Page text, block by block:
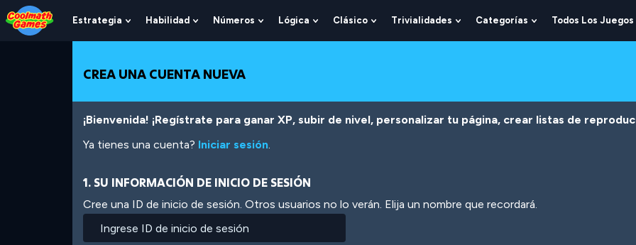
Skip
to
Top
Skip
to
Navigation
Skip
to
Main
Skip
to
Footer
Pasar
al
contenido
Estrategia
Show
Submenu
Estrategia
Habilidad
Show
Submenu
Habilidad
Números
Show
Submenu
Lógica
Show
Submenu
Clásico
Show
Submenu
Trivialidades
Show
Submenu
Categorías
Show
Submenu
Todos Los Juegos
CREA UNA CUENTA NUEVA
¡Bienvenida! ¡Regístrate para ganar XP, subir de nivel, personalizar tu página, crear listas de
Ya tienes una cuenta? Iniciar sesión.
1. SU INFORMACIÓN DE INICIO DE SESIÓN
Cree una ID de inicio de sesión. Otros usuarios no lo verán. Elija un nombre que recordará.